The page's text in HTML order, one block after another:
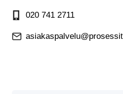
020 741 2711